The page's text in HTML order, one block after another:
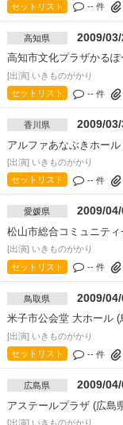
セットリスト
-- 件
高知県 2009/
高知市文化プラザかる
[出演] いきものがかり
セットリスト
-- 件
香川県 2009/
アルファあなぶきホー
[出演] いきものがかり
セットリスト
-- 件
愛媛県 2009/
松山市総合コミュニテ
[出演] いきものがかり
セットリスト
-- 件
鳥取県 2009/
米子市公会堂 大ホール (
[出演] いきものがかり
セットリスト
-- 件
広島県 2009/
アステールプラザ (広島
[出演] いきものがかり